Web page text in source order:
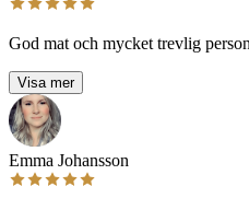
God mat och mycket trevlig
Visa mer
Emma Johansson